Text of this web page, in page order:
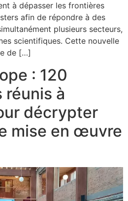
à dépasser les frontières
afin de répondre à des
plusieurs secteurs,
scientifiques. Cette nouvelle
de […]
: 120
à
décrypter
mise en œuvre